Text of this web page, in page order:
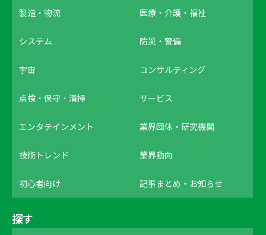
製造・物流 医療・介護・福祉
システム 防災・警備
宇宙 コンサルティング
点検・保守・清掃 サービス
エンタテインメント 業界団体・研究機関
技術トレンド 業界動向
初心者向け 記事まとめ・お知らせ
探す